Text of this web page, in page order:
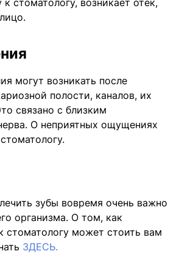
могут возникать после
полости, каналов, их
связано с близким
О неприятных ощущениях
зубы вовремя очень важно
организма. О том, как
стоматологу может стоить вам
ЗДЕСЬ.